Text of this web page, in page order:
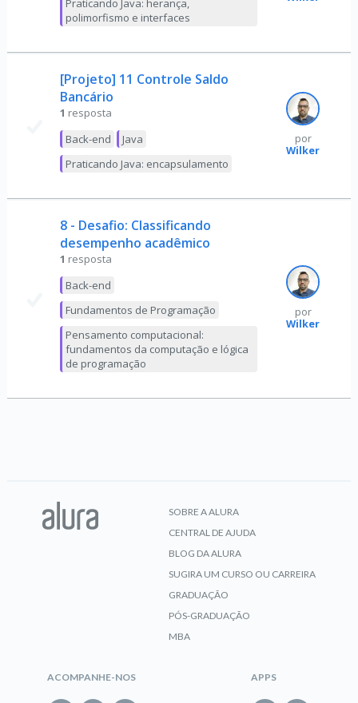
Praticando Java: herança,
polimorfismo e interfaces
[Projeto] 11 Controle Saldo
Bancário
1 resposta
Back-end
Java
Praticando Java: encapsulamento
por
Wilker
8 - Desafio: Classificando
desempenho acadêmico
1 resposta
Back-end
Fundamentos de Programação
Pensamento computacional:
fundamentos da computação e lógica
de programação
por
Wilker
SOBRE A ALURA
CENTRAL DE AJUDA
BLOG DA ALURA
SUGIRA UM CURSO OU CARREIRA
GRADUAÇÃO
PÓS-GRADUAÇÃO
MBA
ACOMPANHE-NOS APPS